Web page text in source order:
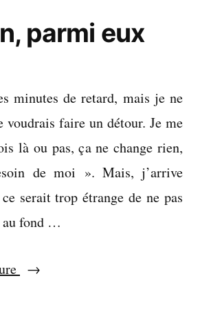
parmi eux
minutes de retard, mais je ne
voudrais faire un détour. Je me
là ou pas, ça ne change rien,
de moi ». Mais, j’arrive
serait trop étrange de ne pas
au fond …
« Combien,